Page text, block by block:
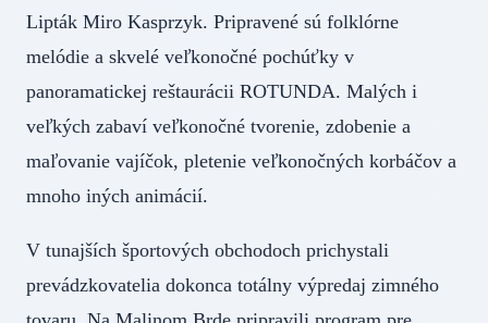
Lipták Miro Kasprzyk. Pripravené sú folklórne
melódie a skvelé veľkonočné pochúťky v
panoramatickej reštaurácii ROTUNDA. Malých i
veľkých zabaví veľkonočné tvorenie, zdobenie a
maľovanie vajíčok, pletenie veľkonočných korbáčov a
mnoho iných animácií.
V tunajších športových obchodoch prichystali
prevádzkovatelia dokonca totálny výpredaj zimného